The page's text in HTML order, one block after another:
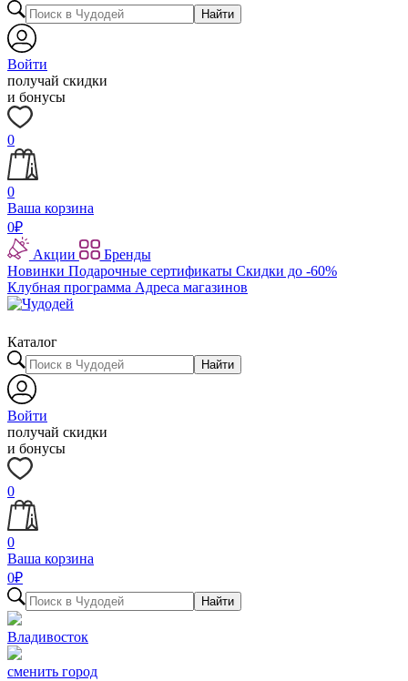
Найти
Войти
получай скидки
и бонусы
0
0
Ваша корзина
0₽
Акции
Бренды
Новинки Подарочные сертификаты Скидки до -60%
Клубная программа Адреса магазинов
Каталог
Найти
Войти
получай скидки
и бонусы
0
0
Ваша корзина
0₽
Найти
Владивосток
сменить город